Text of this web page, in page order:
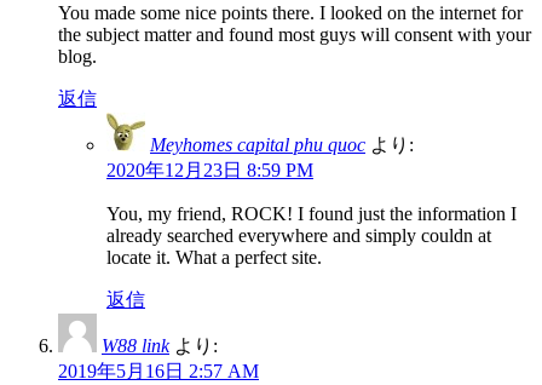
You made some nice points there. I looked on the internet for
the subject matter and found most guys will consent with your
blog.
返信
Meyhomes capital phu quoc より:
2020年12月23日 8:59 PM
You, my friend, ROCK! I found just the information I
already searched everywhere and simply couldn at
locate it. What a perfect site.
返信
W88 link より:
2019年5月16日 2:57 AM